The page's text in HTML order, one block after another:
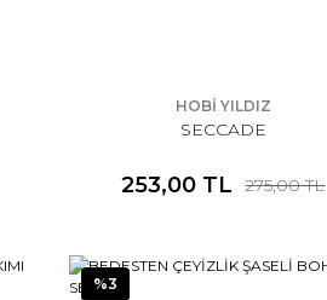
HOBİ YILDIZ
SECCADE
253,00 TL 275,00 TL
%3